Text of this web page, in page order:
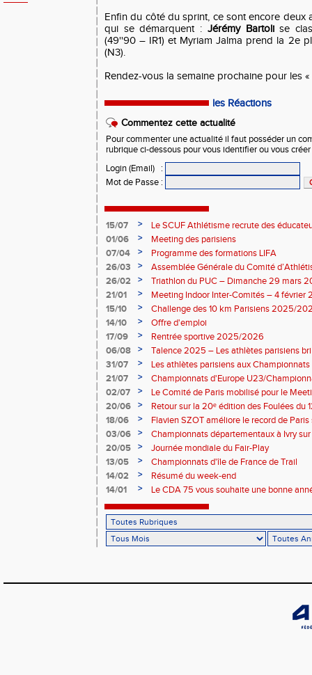
Enfin du côté du sprint, ce sont encore deux
qui se démarquent : Jérémy Bartolise
(49''90 – IR1) et Myriam Jalma prend la 2e
(N3).
Rendez-vous la semaine prochaine pour les «
les Réactions
Commentez cette actualité
Pour commenter une actualité il faut posséder un
rubrique ci-dessous pour vous identifier ou vous
Login (Email)
:
Mot de Passe :
15/07 >
Le SCUF Athlétisme recrute des
2026-2027 !
01/06 >
Meeting des parisiens
07/04
>
Programme des formations LIFA
26/03
>
Assemblée Générale du Comité
26/02
>
Triathlon du PUC – Dimanche 29 mars
21/01
>
Meeting Indoor Inter-Comités – 4 février
15/10
>
Challenge des 10 km Parisiens 2025/
14/10
>
Offre d'emploi
17/09
>
Rentrée sportive 2025/2026
06/08
>
Talence 2025 – Les athlètes parisiens
de France Élite
31/07 >
Les athlètes parisiens aux
21/07
>
Championnats d'Europe U23/
02/07
>
Le Comité de Paris mobilisé pour le
20/06
>
Retour sur la 20ᵉ édition des Foulées du
18/06
>
Flavien SZOT améliore le record de Paris
03/06
>
Championnats départementaux à Ivry
20/05
>
Journée mondiale du Fair-Play
13/05
>
Championnats d'île de France de Trail
14/02
>
Résumé du week-end
14/01
> Le CDA 75 vous souhaite une bonne